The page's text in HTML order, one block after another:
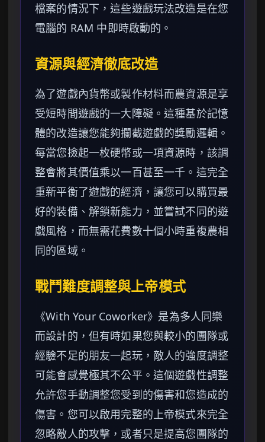
檔案的情況下，這些遊戲玩法改造是在您
電腦的 RAM 中即時啟動的。
資源與經濟徹底改造
為了遊戲內貨幣或製作材料而農資源是享
受短時間遊戲的一大障礙。這種基於記憶
體的改造讓您能夠攔截遊戲的獎勵邏輯。
每當您撿起一枚硬幣或一項資源時，該調
整會將其價值乘以一百甚至一千。這完全
重新平衡了遊戲的經濟，讓您可以購買最
好的裝備、解鎖新能力，並嘗試不同的遊
戲風格，而無需花費數十個小時重複農相
同的區域。
戰鬥難度調整與上帝模式
《With Your Coworker》是為多人同樂
而設計的，但有時如果您與較小的團隊或
經驗不足的朋友一起玩，敵人的強度調整
可能會感覺極其不公平。這個遊戲性調整
允許您手動調整您受到的傷害和您造成的
傷害。您可以啟用完整的上帝模式來完全
忽略敵人的攻擊，或者只是提高您團隊的